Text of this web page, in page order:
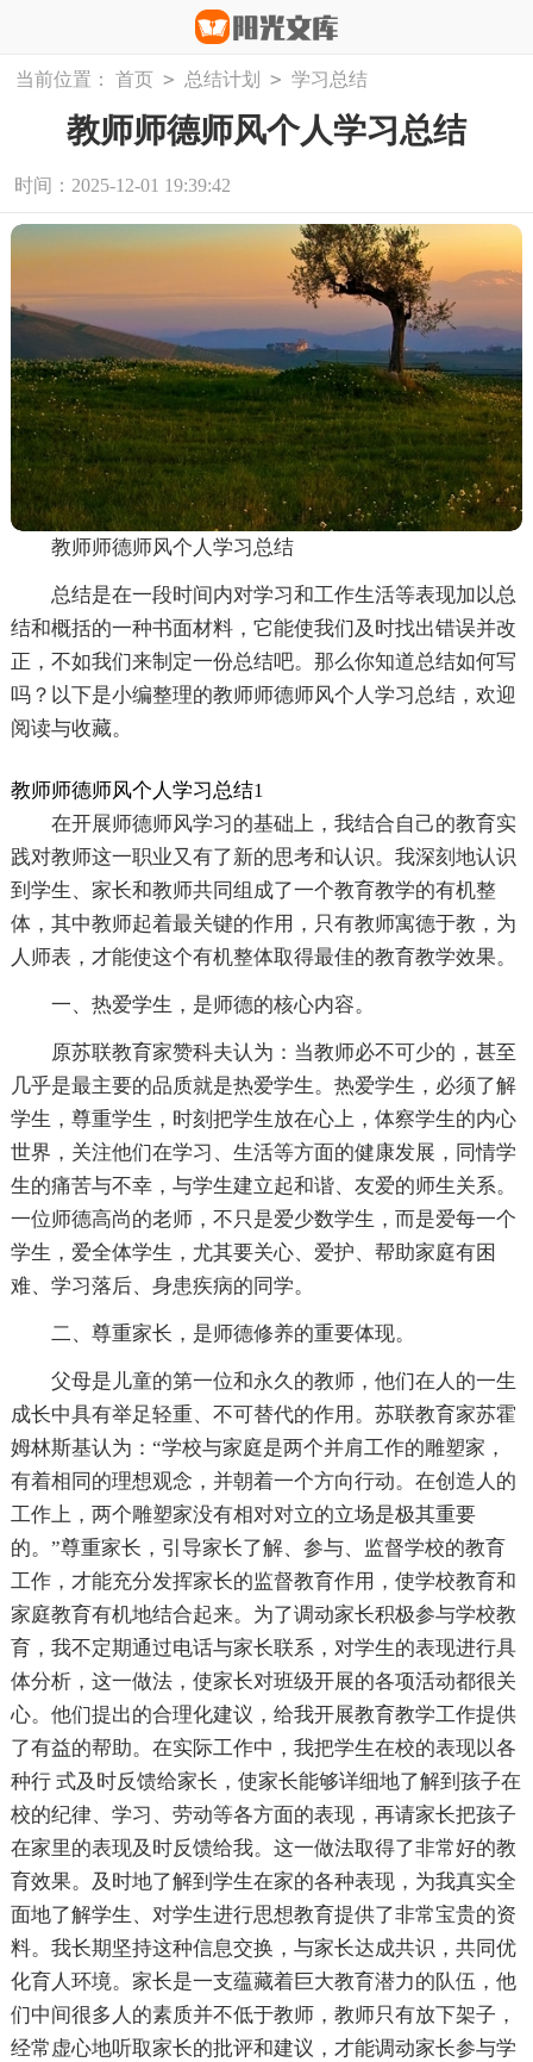
当前位置： 首页 > 总结计划 > 学习总结
教师师德师风个人学习总结
时间：2025-12-01 19:39:42
教师师德师风个人学习总结
总结是在一段时间内对学习和工作生活等表现加以总
结和概括的一种书面材料，它能使我们及时找出错误并改
正，不如我们来制定一份总结吧。那么你知道总结如何写
吗？以下是小编整理的教师师德师风个人学习总结，欢迎
阅读与收藏。
教师师德师风个人学习总结1
在开展师德师风学习的基础上，我结合自己的教育实
践对教师这一职业又有了新的思考和认识。我深刻地认识
到学生、家长和教师共同组成了一个教育教学的有机整
体，其中教师起着最关键的作用，只有教师寓德于教，为
人师表，才能使这个有机整体取得最佳的教育教学效果。
一、热爱学生，是师德的核心内容。
原苏联教育家赞科夫认为：当教师必不可少的，甚至
几乎是最主要的品质就是热爱学生。热爱学生，必须了解
学生，尊重学生，时刻把学生放在心上，体察学生的内心
世界，关注他们在学习、生活等方面的健康发展，同情学
生的痛苦与不幸，与学生建立起和谐、友爱的师生关系。
一位师德高尚的老师，不只是爱少数学生，而是爱每一个
学生，爱全体学生，尤其要关心、爱护、帮助家庭有困
难、学习落后、身患疾病的同学。
二、尊重家长，是师德修养的重要体现。
父母是儿童的第一位和永久的教师，他们在人的一生
成长中具有举足轻重、不可替代的作用。苏联教育家苏霍
姆林斯基认为：“学校与家庭是两个并肩工作的雕塑家，
有着相同的理想观念，并朝着一个方向行动。在创造人的
工作上，两个雕塑家没有相对对立的立场是极其重要
的。”尊重家长，引导家长了解、参与、监督学校的教育
工作，才能充分发挥家长的监督教育作用，使学校教育和
家庭教育有机地结合起来。为了调动家长积极参与学校教
育，我不定期通过电话与家长联系，对学生的表现进行具
体分析，这一做法，使家长对班级开展的各项活动都很关
心。他们提出的合理化建议，给我开展教育教学工作提供
了有益的帮助。在实际工作中，我把学生在校的表现以各
种行 式及时反馈给家长，使家长能够详细地了解到孩子在
校的纪律、学习、劳动等各方面的表现，再请家长把孩子
在家里的表现及时反馈给我。这一做法取得了非常好的教
育效果。及时地了解到学生在家的各种表现，为我真实全
面地了解学生、对学生进行思想教育提供了非常宝贵的资
料。我长期坚持这种信息交换，与家长达成共识，共同优
化育人环境。家长是一支蕴藏着巨大教育潜力的队伍，他
们中间很多人的素质并不低于教师，教师只有放下架子，
经常虚心地听取家长的批评和建议，才能调动家长参与学